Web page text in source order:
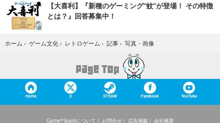
【大喜利】『新種のゲーミング“蚊”が登場！ その特徴
とは？』回答募集中！
ホーム › ゲーム文化 › レトロゲーム › 記事 › 写真・画像
Home X STEAM Facebook YouTube
Game*Sparkについて お問合せ 広告掲載 会社概要